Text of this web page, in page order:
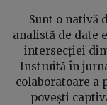
Sunt o nativă
analistă de date
intersecției
Instruită în
colaboratoare a
povești